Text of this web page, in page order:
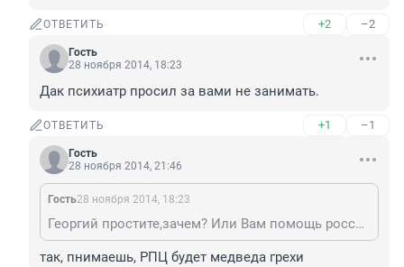
ОТВЕТИТЬ +2 –2
Гость
28 ноября 2014, 18:23
Дак психиатр просил за вами не занимать.
ОТВЕТИТЬ +1 –1
Гость
28 ноября 2014, 21:46
Гость28 ноября 2014, 18:23
Георгий простите,зачем? Или Вам помощь россиянам в трудную для страны минуту кажется бредом?))))Смоделируйте ситуации,к пример уволенный человек с детьми и женой в декрете на руках. Приходят приставы с банков,письма с ЖКХ о долгах,почему бы не помочь хотя бы закрыть за своего гражданина(!) коммуналку??Бред?Псих? А РПЦ бабло отваливать,за мифические комплексы мер,а странам прощать долги многомиллиардные,а,а...и еще много и много вот где психиатр нужен.
так, пнимаешь, РПЦ будет медведа грехи